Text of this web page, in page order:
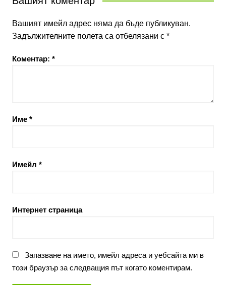
Вашият имейл адрес няма да бъде публикуван.
Задължителните полета са отбелязани с *
Коментар: *
Име *
Имейл *
Интернет страница
Запазване на името, имейл адреса и уебсайта ми в
този браузър за следващия път когато коментирам.